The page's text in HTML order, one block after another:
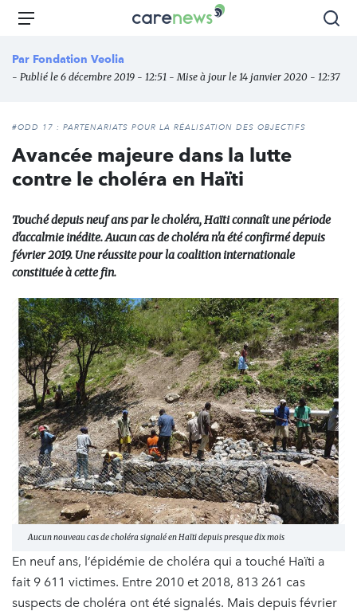
Aller
principal
Carenews,
des
l'engagement
Menu
Par Fondation Veolia
- Publié le 6 décembre 2019 - 12:51 - Mise à jour le 14 janvier 2020 - 12:37
#ODD 17 : PARTENARIATS POUR LA RÉALISATION DES OBJECTIFS
Avancée majeure dans la lutte
contre le choléra en Haïti
Touché depuis neuf ans par le choléra, Haïti connaît une période
d'accalmie inédite. Aucun cas de choléra n'a été confirmé depuis
février 2019. Une réussite pour la coalition internationale
constituée à cette fin.
Aucun nouveau cas de choléra signalé en Haïti depuis presque dix mois
En neuf ans, l’épidémie de choléra qui a touché Haïti a
fait 9 611 victimes. Entre 2010 et 2018, 813 261 cas
suspects de choléra ont été signalés. Mais depuis février